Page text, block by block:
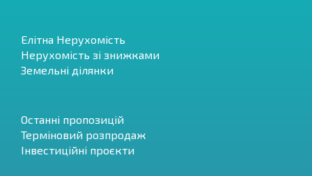
Елітна Нерухомість
Нерухомість зі знижками
Земельні ділянки
Останні пропозицій
Терміновий розпродаж
Інвестиційні проєкти